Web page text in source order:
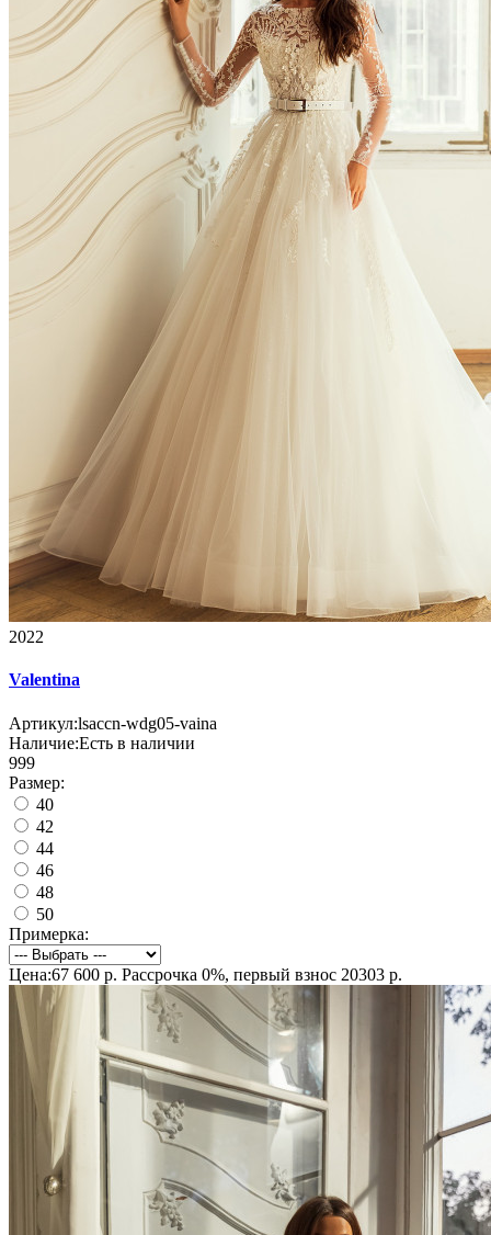
2022
Valentina
Артикул:lsaccn-wdg05-vaina
Наличие:Есть в наличии
999
Размер:
40
42
44
46
48
50
Примерка:
Цена:67 600 р. Рассрочка 0%, первый взнос 20303 р.